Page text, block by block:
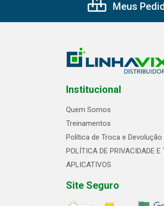
Meus
Institucional
Quem Somos
Treinamentos
Política de Troca e Devolução
POLÍTICA DE PRIVACIDADE E
APLICATIVOS
Site Seguro